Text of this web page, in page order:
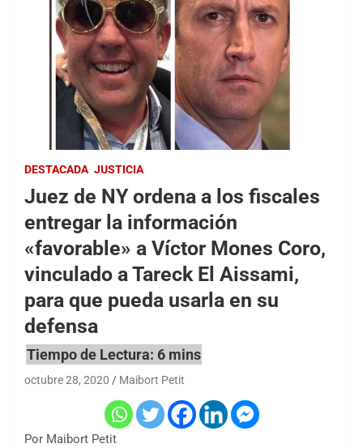
DESTACADA JUSTICIA
Juez de NY ordena a los fiscales
entregar la información
«favorable» a Víctor Mones Coro,
vinculado a Tareck El Aissami,
para que pueda usarla en su
defensa
octubre 28, 2020 Maibort Petit
Por Maibort Petit